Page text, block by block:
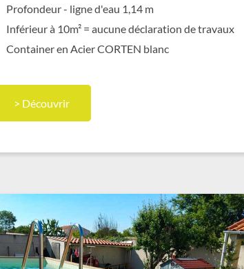
Profondeur - ligne d'eau 1,14 m
Inférieur à 10m² = aucune déclaration de travaux
Container en Acier CORTEN blanc
> Découvrir